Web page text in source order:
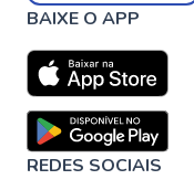
BAIXE O APP
REDES SOCIAIS